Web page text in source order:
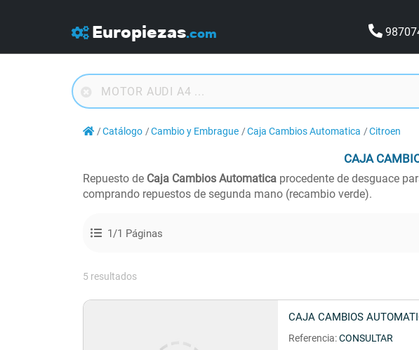
Europiezas.com
Catálogo Cambio y Embrague Caja Cambios Automatica Citroen
CAJA
Repuesto de Caja Cambios Automatica procedente de desguace
comprando repuestos de segunda mano (recambio verde).
1/1 Páginas
5 resultados
CAJA CAMBIOS
Referencia: CONSULTAR